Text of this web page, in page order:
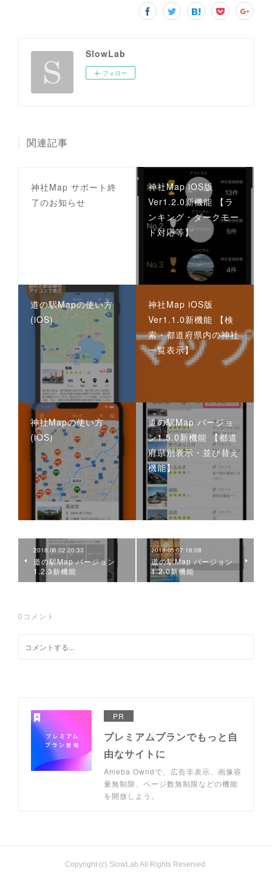
SlowLab
フォロー
関連記事
神社Map サポート終
了のお知らせ
神社Map iOS版
Ver1.2.0新機能 【ラ
ンキング・ダークモー
ド対応等】
道の駅Mapの使い方
(iOS)
神社Map iOS版
Ver1.1.0新機能 【検
索・都道府県内の神社
一覧表示】
神社Mapの使い方
(iOS)
道の駅Map バージョ
ン1.5.0新機能 【都道
府県別表示・並び替え
機能】
2018.06.02 20:33
道の駅Map バージョン
1.2.3新機能
2018.05.07 16:08
道の駅Map バージョン
1.2.0新機能
0 コメント
PR
プレミアムプランでもっと自
由なサイトに
Ameba Owndで、広告非表示、画像容
量無制限、ページ数無制限などの機能
を開放しよう。
Copyright (c) SlowLab All Rights Reserved.